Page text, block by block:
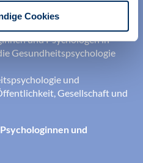
Cookies
und Psychologen in
Gesundheitspsychologie
und
Gesellschaft und
und